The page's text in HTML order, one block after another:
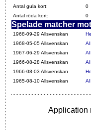
Antal gula kort:
0
Antal röda kort:
0
Spelade matcher
1968-09-29 Allsvenskan
1968-05-05 Allsvenskan
1967-06-29 Allsvenskan
1966-08-28 Allsvenskan
1966-08-03 Allsvenskan
1965-08-10 Allsvenskan
Application